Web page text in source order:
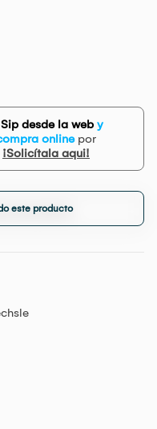
desde la web y
onlinepor
¡Solicítala aqui!
este producto